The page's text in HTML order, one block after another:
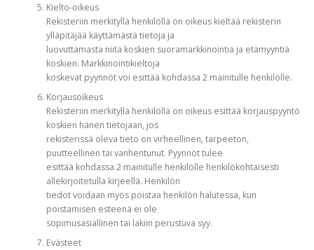
Kielto-oikeus
Rekisteriin merkityllä henkilöllä on oikeus kieltää rekisterin
ylläpitäjää käyttämästä tietoja ja
luovuttamasta niitä koskien suoramarkkinointia ja etämyyntiä
koskien. Markkinointikieltoja
koskevat pyynnöt voi esittää kohdassa 2 mainitulle henkilölle.
Korjausoikeus
Rekisteriin merkityllä henkilöllä on oikeus esittää korjauspyyntö
koskien hänen tietojaan, jos
rekisterissä oleva tieto on virheellinen, tarpeeton,
puutteellinen tai vanhentunut. Pyynnöt tulee
esittää kohdassa 2 mainitulle henkilölle henkilökohtaisesti
allekirjoitetulla kirjeellä. Henkilön
tiedot voidaan myös poistaa henkilön halutessa, kun
poistamisen esteenä ei ole
sopimusasiallinen tai lakiin perustuva syy.
Evästeet